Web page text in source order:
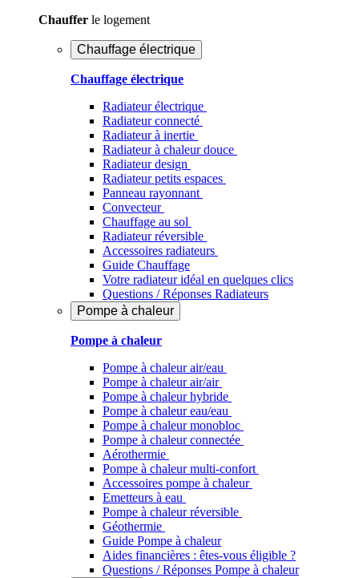
Chauffer le logement
Chauffage électrique
Chauffage électrique
Radiateur électrique
Radiateur connecté
Radiateur à inertie
Radiateur à chaleur douce
Radiateur design
Radiateur petits espaces
Panneau rayonnant
Convecteur
Chauffage au sol
Radiateur réversible
Accessoires radiateurs
Guide Chauffage
Votre radiateur idéal en quelques clics
Questions / Réponses Radiateurs
Pompe à chaleur
Pompe à chaleur
Pompe à chaleur air/eau
Pompe à chaleur air/air
Pompe à chaleur hybride
Pompe à chaleur​ eau/eau
Pompe à chaleur monobloc
Pompe à chaleur connectée
Aérothermie
Pompe à chaleur multi-confort
Accessoires pompe à chaleur
Emetteurs à eau
Pompe à chaleur réversible
Géothermie
Guide Pompe à chaleur
Aides financières : êtes-vous éligible ?
Questions / Réponses Pompe à chaleur